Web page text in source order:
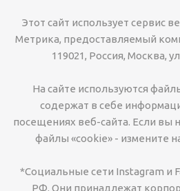
Этот сайт использует сервис
Метрика, предоставляемый
119021, Россия, Москва,
На сайте используются
содержат в себе
посещениях веб-сайта. Если вы
файлы «cookie» - измените
*Социальные сети Instagram и
РФ. Они принадлежат